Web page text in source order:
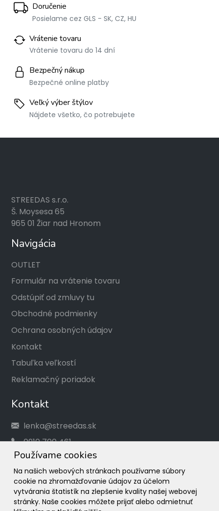
Doručenie
Posielame cez GLS - SK, CZ, HU
Vrátenie tovaru
Vrátenie tovaru do 14 dní
Bezpečný nákup
Bezpečné online platby
Veľký výber štýlov
Nájdete všetko, čo potrebujete
Používame cookies
Na našich webových stránkach používame súbory
cookie na zhromažďovanie údajov za účelom
vytvárania štatistík na zlepšenie kvality našej webovej
stránky. Naše cookies môžete prijať alebo odmietnuť
STREEDAS s.r.o.
Š. Moysesa 65
965 01 Žiar nad Hronom
Navigácia
OUTLET
Formulár na vrátenie tovaru
Odstúpiť od zmluvy tu
Obchodné podmienky
Ochrana osobných údajov
Kontakt
Tabuľka veľkostí
Reklamačný poriadok
Kontakt
lenka@streedas.sk
0910 700 461
Social
Facebook
Instagram